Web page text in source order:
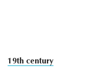
19th century